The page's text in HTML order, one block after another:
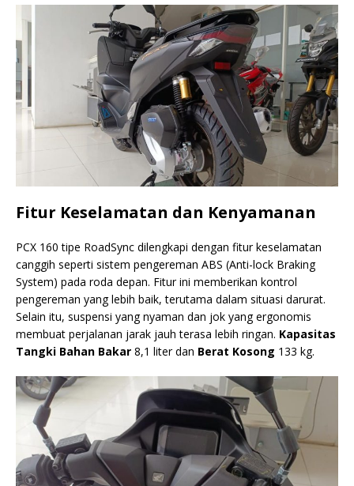
Fitur Keselamatan dan Kenyamanan
PCX 160 tipe RoadSync dilengkapi dengan fitur keselamatan
canggih seperti sistem pengereman ABS (Anti-lock Braking
System) pada roda depan. Fitur ini memberikan kontrol
pengereman yang lebih baik, terutama dalam situasi darurat.
Selain itu, suspensi yang nyaman dan jok yang ergonomis
membuat perjalanan jarak jauh terasa lebih ringan. Kapasitas
Tangki Bahan Bakar 8,1 liter dan Berat Kosong 133 kg.